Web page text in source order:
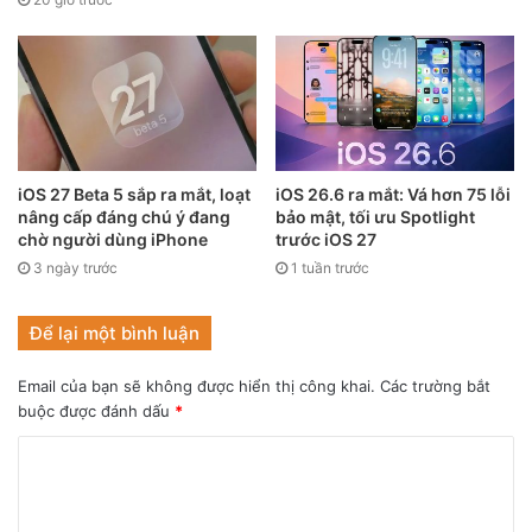
phải bổ sung thêm nhiều chế độ chụp ảnh khác nhau, từ đó
khiến ứng dụng trở nên rối và khó sử dụng.
iOS 27 Beta 5 sắp ra mắt, loạt
nâng cấp đáng chú ý đang
chờ người dùng iPhone
3 ngày trước
iOS 26.6 ra mắt: Vá hơn 75 lỗi
bảo mật, tối ưu Spotlight
trước iOS 27
1 tuần trước
Để lại một bình luận
Email của bạn sẽ không được hiển thị công khai. Các trường bắt
buộc được đánh dấu *